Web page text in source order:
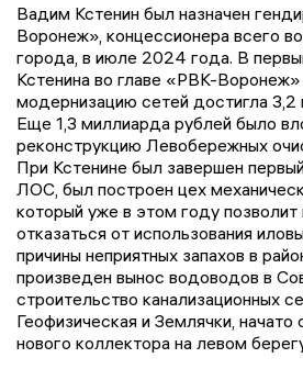
Вадим Кстенин был назначен
Воронеж», концессионера всего
города, в июле 2024 года. В
Кстенина во главе «РВК-
модернизацию сетей достигла 3,2
Еще 1,3 миллиарда рублей было
реконструкцию Левобережных
При Кстенине был завершен
ЛОС, был построен цех
который уже в этом году
отказаться от использования
причины неприятных запахов в
произведен вынос водоводов в
строительство канализационных
Геофизическая и Землячки, начато
нового коллектора на левом